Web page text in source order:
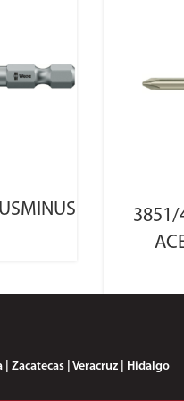
3851/
Zacatecas | Veracruz | Hidalgo